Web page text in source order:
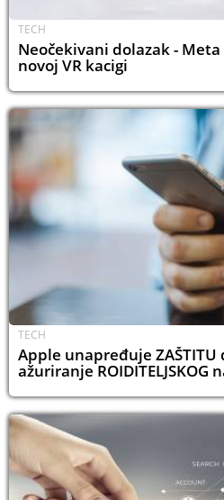
TECH
Neočekivani dolazak -
novoj VR kacigi
TECH
Apple unapređuje ZAŠTITU
ažuriranje ROIDITELJSKOG